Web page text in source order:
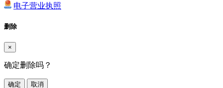
电子营业执照
删除
×
确定删除吗？
确定 取消